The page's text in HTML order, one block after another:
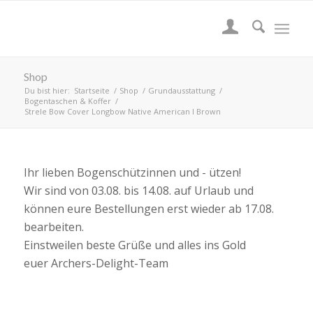
Shop
Du bist hier: Startseite / Shop / Grundausstattung /
Bogentaschen & Koffer /
Strele Bow Cover Longbow Native American I Brown
Ihr lieben Bogenschützinnen und - ützen!
Wir sind von 03.08. bis 14.08. auf Urlaub und
können eure Bestellungen erst wieder ab 17.08.
bearbeiten.
Einstweilen beste Grüße und alles ins Gold
euer Archers-Delight-Team